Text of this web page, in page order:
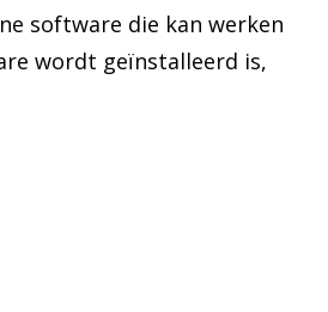
software die kan werken
wordt geïnstalleerd is,